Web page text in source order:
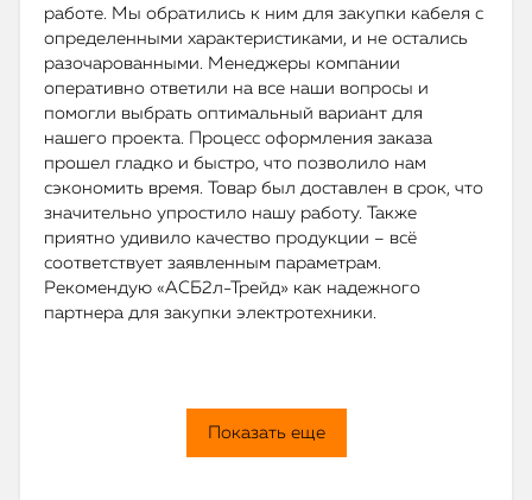
работе. Мы обратились к ним для закупки кабеля с
определенными характеристиками, и не остались
разочарованными. Менеджеры компании
оперативно ответили на все наши вопросы и
помогли выбрать оптимальный вариант для
нашего проекта. Процесс оформления заказа
прошел гладко и быстро, что позволило нам
сэкономить время. Товар был доставлен в срок, что
значительно упростило нашу работу. Также
приятно удивило качество продукции – всё
соответствует заявленным параметрам.
Рекомендую «АСБ2л-Трейд» как надежного
партнера для закупки электротехники.
Показать еще